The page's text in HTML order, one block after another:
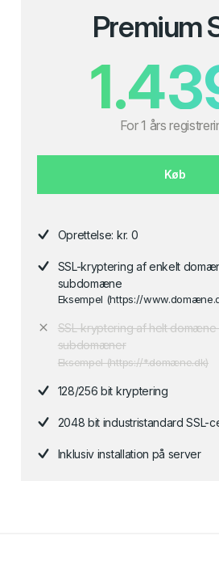
Premium
For 1 års
Køb
Oprettelse: kr. 0
SSL-kryptering af enkelt
subdomæne
Eksempel (https://
SSL-kryptering af helt domæne
subdomæner
Eksempel (https://*.domæne.dk)
128/256 bit kryptering
2048 bit industristandard SSL-
Inklusiv installation på server